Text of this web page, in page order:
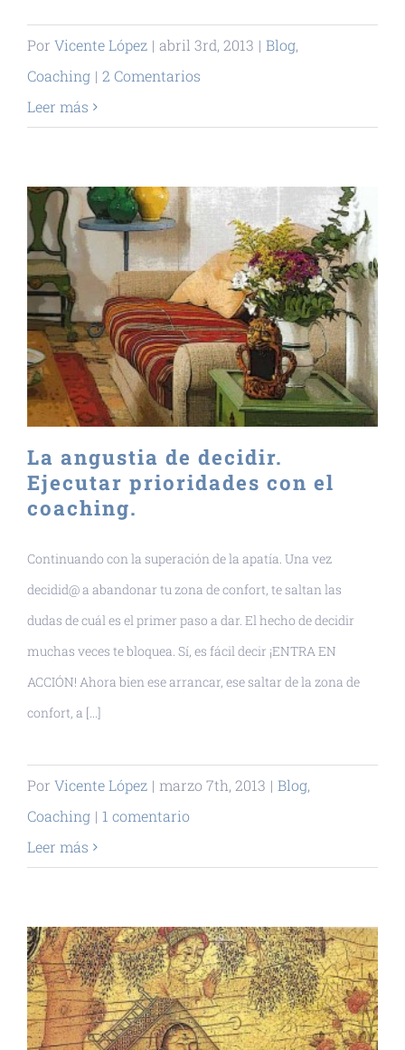
Por Vicente López | abril 3rd, 2013 | Blog,
Coaching | 2 Comentarios
Leer más
La angustia de decidir.
Ejecutar prioridades con el
coaching.
Continuando con la superación de la apatía. Una vez
decidid@ a abandonar tu zona de confort, te saltan las
dudas de cuál es el primer paso a dar. El hecho de decidir
muchas veces te bloquea. Sí, es fácil decir ¡ENTRA EN
ACCIÓN! Ahora bien ese arrancar, ese saltar de la zona de
confort, a [...]
Por Vicente López | marzo 7th, 2013 | Blog,
Coaching | 1 comentario
Leer más